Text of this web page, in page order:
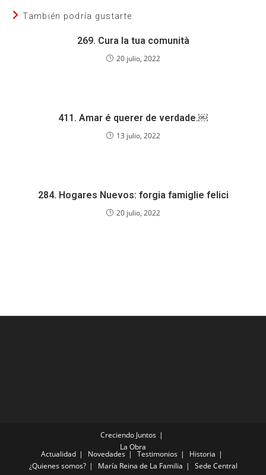
También podría gustarte
269. Cura la tua comunità
20 julio, 2022
411. Amar é querer de verdade.￼
13 julio, 2022
284. Hogares Nuevos: forgia famiglie felici
20 julio, 2022
Creciendo Juntos
La Obra
Actualidad Novedades Testimonios
Historia
¿Quienes somos?
María Reina de La Familia Sede Central